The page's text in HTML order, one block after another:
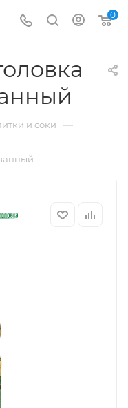
0
и соки —